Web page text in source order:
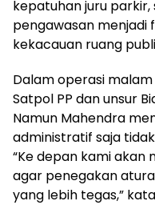
kepatuhan juru
pengawasan
kekacauan ruang
Dalam operasi
Satpol PP dan unsur
Namun Mahendra
administratif saja
“Ke depan kami akan
agar penegakan
yang lebih tegas,”